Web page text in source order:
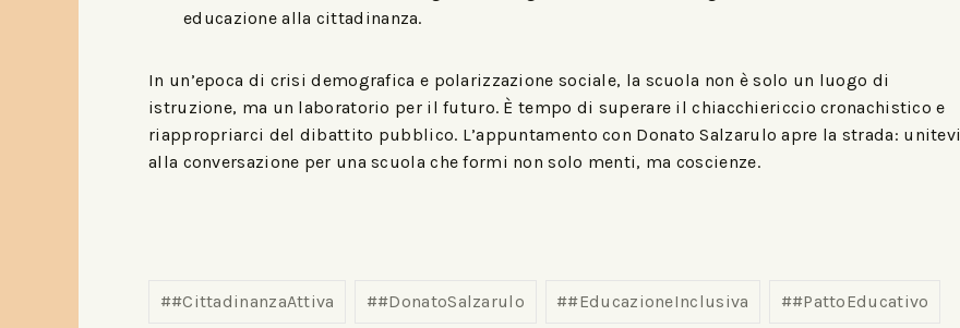
educazione alla cittadinanza.
In un’epoca di crisi demografica e polarizzazione sociale, la scuola non è solo un luogo di
istruzione, ma un laboratorio per il futuro. È tempo di superare il chiacchiericcio cronachistico e
riappropriarci del dibattito pubblico. L’appuntamento con Donato Salzarulo apre la strada: unitevi
alla conversazione per una scuola che formi non solo menti, ma coscienze.
##CittadinanzaAttiva ##DonatoSalzarulo ##EducazioneInclusiva ##PattoEducativo